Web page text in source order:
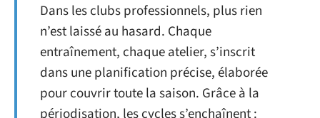
Dans les clubs professionnels, plus rien
n’est laissé au hasard. Chaque
entraînement, chaque atelier, s’inscrit
dans une planification précise, élaborée
pour couvrir toute la saison. Grâce à la
périodisation, les cycles s’enchaînent :